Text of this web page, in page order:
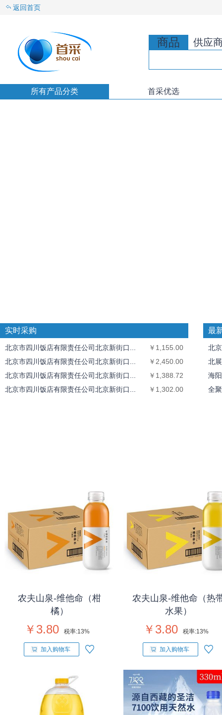
返回首页
商品 供应
所有产品分类 首采优选
实时采购
北京市四川饭店有限责任公司北京新街口...
￥1,155.00
北京市四川饭店有限责任公司北京新街口...
￥2,450.00
北京市四川饭店有限责任公司北京新街口...
￥1,388.72
北京市四川饭店有限责任公司北京新街口...
￥1,302.00
最
北
北
海
全
农夫山泉-维他命（柑
橘）
￥3.80 税率:13%
加入购物车
农夫山泉-维他命（热
水果）
￥3.80 税率:13%
加入购物车